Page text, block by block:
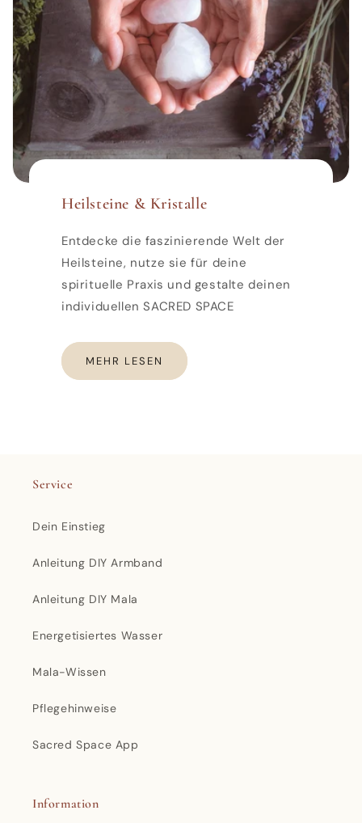
Heilsteine & Kristalle
Entdecke die faszinierende Welt der
Heilsteine, nutze sie für deine
spirituelle Praxis und gestalte deinen
individuellen SACRED SPACE
MEHR LESEN
Service
Dein Einstieg
Anleitung DIY Armband
Anleitung DIY Mala
Energetisiertes Wasser
Mala-Wissen
Pflegehinweise
Sacred Space App
Information